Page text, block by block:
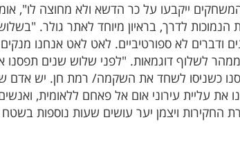
ייקבעו על כר הדשא ולא מחוצה לו",
הנמוכות לדרך, בראיון מיוחד לאתר גולר.
ודברים לא ספורטיביים. לאט לאט אנחנו
לשלוף דוגמאות. "לפני שלוש שנים
כשניסו לשחד את השקמה/ רמת חן. יש אדם
עליית עירוני אום אל פאחם ללאומית,
החקירות ויצמן יער עושים שעות נוספות